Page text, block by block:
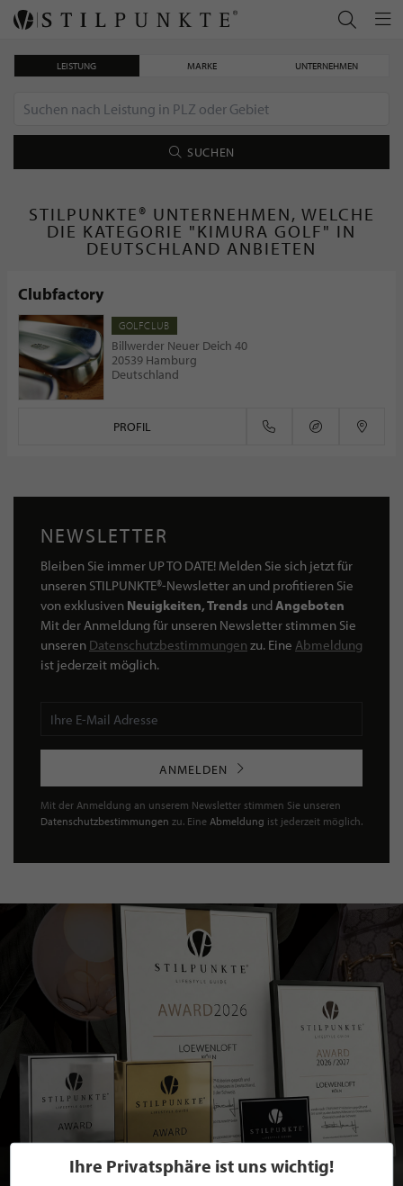
LEISTUNG MARKE UNTERNEHMEN
SUCHEN
STILPUNKTE® UNTERNEHMEN, WELCHE
DIE KATEGORIE "KIMURA GOLF" IN
DEUTSCHLAND ANBIETEN
Clubfactory
GOLFCLUB
Billwerder Neuer Deich 40
20539 Hamburg
Deutschland
PROFIL
NEWSLETTER
Bleiben Sie immer UP TO DATE! Melden Sie sich jetzt für
unseren STILPUNKTE®-Newsletter an und profitieren Sie
von exklusiven Neuigkeiten, Trends undAngeboten
Mit der Anmeldung für unseren Newsletter stimmen Sie
unseren Datenschutzbestimmungen zu. Eine Abmeldung
ist jederzeit möglich.
ANMELDEN
Mit der Anmeldung an unserem Newsletter stimmen Sie unseren
Datenschutzbestimmungen zu. Eine Abmeldung ist jederzeit möglich.
Ihre Privatsphäre ist uns wichtig!